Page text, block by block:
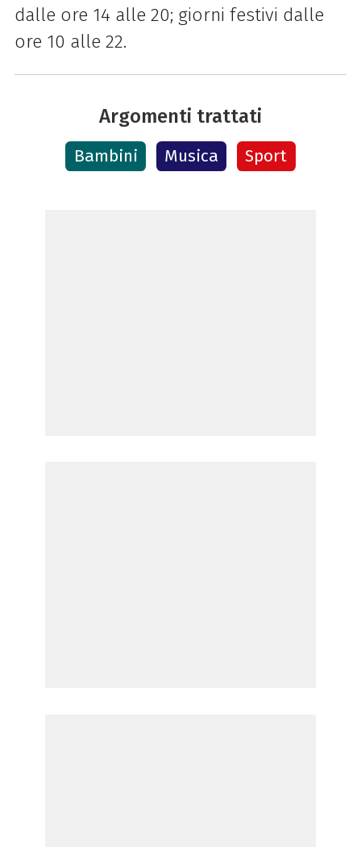
dalle ore 14 alle 20; giorni festivi dalle
ore 10 alle 22.
Argomenti trattati
Bambini Musica Sport